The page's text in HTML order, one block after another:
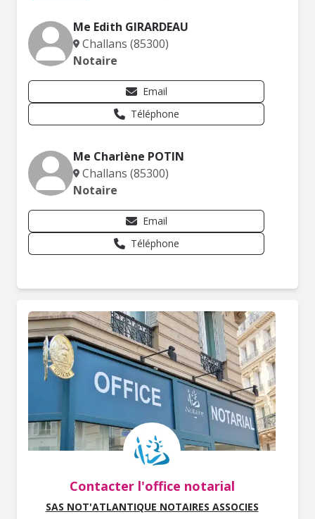
Me Edith GIRARDEAU
Challans (85300)
Notaire
Email
Téléphone
Me Charlène POTIN
Challans (85300)
Notaire
Email
Téléphone
Contacter l'office notarial
SAS NOT'ATLANTIQUE NOTAIRES ASSOCIES